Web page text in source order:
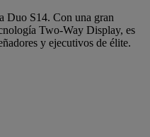
Duo S14. Con una gran
Two-Way Display, es
y ejecutivos de élite.